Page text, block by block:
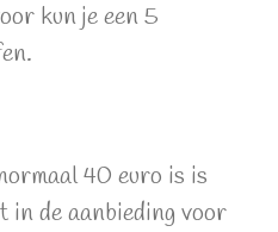
kun je een 5
40 euro is is
in de aanbieding voor